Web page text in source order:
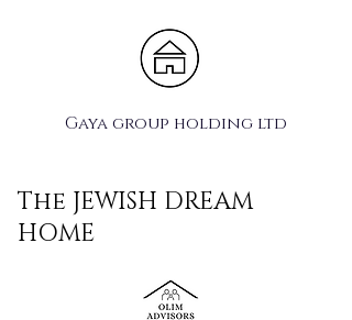
Gaya group holding ltd
The JEWISH DREAM
HOME